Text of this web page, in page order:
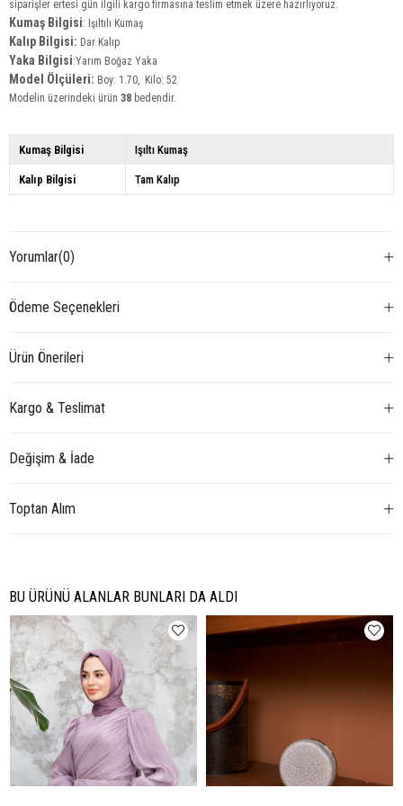
siparişler ertesi gün ilgili kargo firmasına teslim etmek üzere hazırlıyoruz.
Kumaş Bilgisi: Işıltılı Kumaş
Kalıp Bilgisi: Dar Kalıp
Yaka Bilgisi:Yarım Boğaz Yaka
Model Ölçüleri: Boy: 1.70, Kilo: 52
Modelin üzerindeki ürün 38 bedendir.
Kumaş Bilgisi Işıltı Kumaş
Kalıp Bilgisi Tam Kalıp
Yorumlar(0)
Ödeme Seçenekleri
Ürün Önerileri
Kargo & Teslimat
Değişim & İade
Toptan Alım
BU ÜRÜNÜ ALANLAR BUNLARI DA ALDI